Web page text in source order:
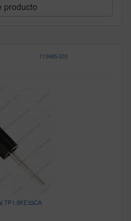
producto
113485-203
TP1.5KE33CA